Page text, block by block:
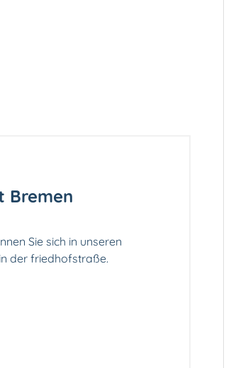
Bremen
Sie sich in unseren
der friedhofstraße.